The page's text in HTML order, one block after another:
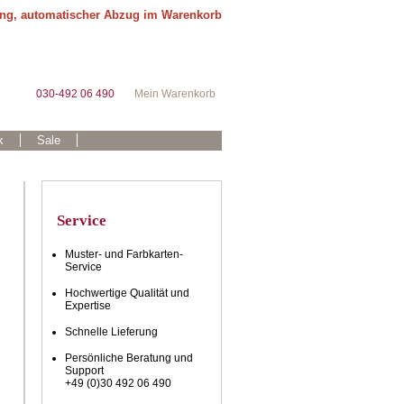
automatischer Abzug im Warenkorb
Mein Warenkorb
030-492 06 490
Sale
Service
Muster- und Farbkarten-
Service
Hochwertige Qualität und
Expertise
Schnelle Lieferung
Persönliche Beratung und
Support
+49 (0)30 492 06 490